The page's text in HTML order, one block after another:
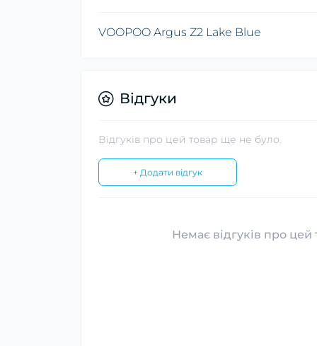
VOOPOO Argus Z2 Lake Blue
Відгуки
Відгуків про цей товар ще не було.
+ Додати відгук
Немає відгуків про цей